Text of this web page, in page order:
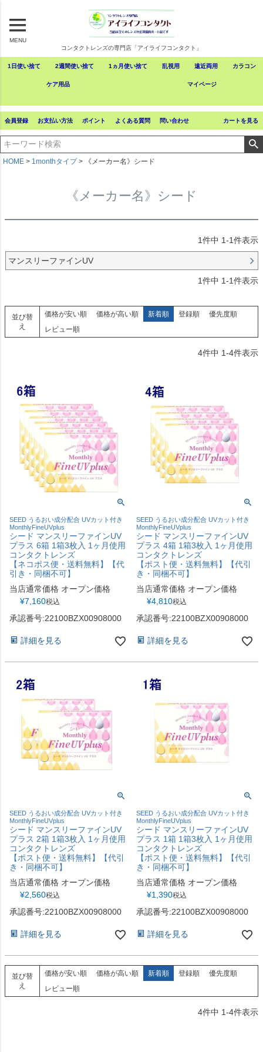
MENU
コンタクトレンズの専門店「アイライフコンタクト」
1日使い捨て 2週間使い捨て 1ヵ月使い捨て 乱視用 遠近両用 カラコン
ケア用品 マイページ
会員登録 お支払い方法 ポイント よくある質問 問い合わせ カートを見る
HOME 1monthタイプ 《メーカー名》シード
《メーカー名》シード
1件中 1-1件表示
マンスリーファインUV
1件中 1-1件表示
並び替
え
価格が安い順 価格が高い順 新着順 登録順
優先度順
レビュー順
4件中 1-4件表示
SEED うるおい成分配合 UVカット付き
MonthlyFineUVplus
シード マンスリーファインUV
プラス 6箱 1箱3枚入 1ヶ月使用
コンタクトレンズ
【ネコポス便・送料無料】【代
引き・同梱不可】
当店通常価格 オープン価格
¥7,160税込
承認番号:22100BZX00908000
詳細を見る
SEED うるおい成分配合 UVカット付き
MonthlyFineUVplus
シード マンスリーファインUV
プラス 4箱 1箱3枚入 1ヶ月使用
コンタクトレンズ
【ポスト便・送料無料】【代引
き・同梱不可】
当店通常価格 オープン価格
¥4,810税込
承認番号:22100BZX00908000
詳細を見る
SEED うるおい成分配合 UVカット付き
MonthlyFineUVplus
シード マンスリーファインUV
プラス 2箱 1箱3枚入 1ヶ月使用
コンタクトレンズ
【ポスト便・送料無料】【代引
き・同梱不可】
当店通常価格 オープン価格
¥2,560税込
承認番号:22100BZX00908000
詳細を見る
SEED うるおい成分配合 UVカット付き
MonthlyFineUVplus
シード マンスリーファインUV
プラス 1箱 1箱3枚入 1ヶ月使用
コンタクトレンズ
【ポスト便・送料無料】【代引
き・同梱不可】
当店通常価格 オープン価格
¥1,390税込
承認番号:22100BZX00908000
詳細を見る
並び替
え
価格が安い順 価格が高い順 新着順 登録順
優先度順
レビュー順
4件中 1-4件表示